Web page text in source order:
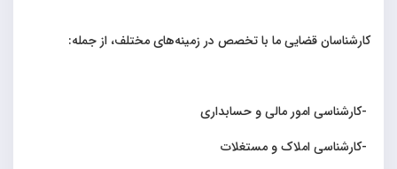
کارشناسان قضایی ما با تخصص در زمینه‌های مختلف، از جمله:
-کارشناسی امور مالی و حسابداری
-کارشناسی املاک و مستغلات